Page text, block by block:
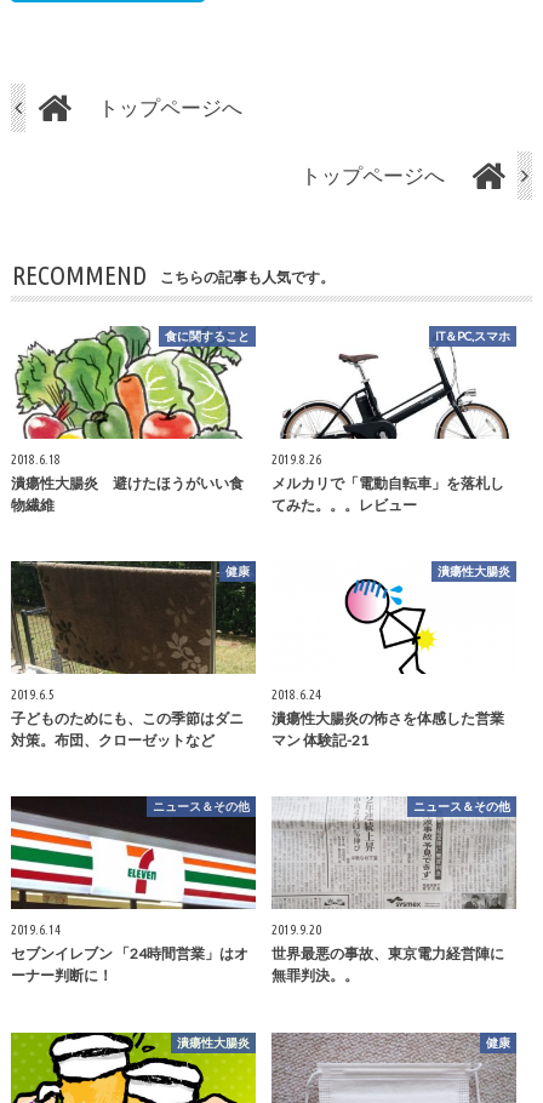
トップページへ
トップページへ
RECOMMEND こちらの記事も人気です。
食に関すること
2018.6.18
潰瘍性大腸炎 避けたほうがいい食
物繊維
IT＆PC,スマホ
2019.8.26
メルカリで「電動自転車」を落札し
てみた。。。レビュー
健康
2019.6.5
子どものためにも、この季節はダニ
対策。布団、クローゼットなど
潰瘍性大腸炎
2018.6.24
潰瘍性大腸炎の怖さを体感した営業
マン 体験記-21
ニュース＆その他
2019.6.14
セブンイレブン 「24時間営業」はオ
ーナー判断に！
ニュース＆その他
2019.9.20
世界最悪の事故、東京電力経営陣に
無罪判決。。
潰瘍性大腸炎 健康